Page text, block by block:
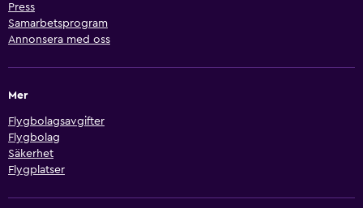
Press
Samarbetsprogram
Annonsera med oss
Mer
Flygbolagsavgifter
Flygbolag
Säkerhet
Flygplatser